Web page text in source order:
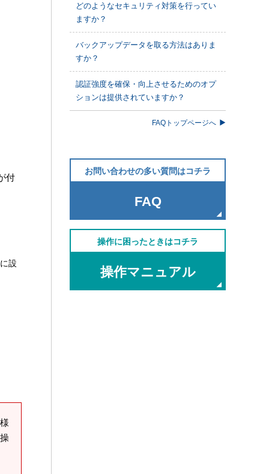
付
設
どのようなセキュリティ対策を行ってい
ますか？
バックアップデータを取る方法はありま
すか？
認証強度を確保・向上させるためのオプ
ションは提供されていますか？
FAQトップページへ
お問い合わせの多い質問はコチラ
FAQ
操作に困ったときはコチラ
操作マニュアル